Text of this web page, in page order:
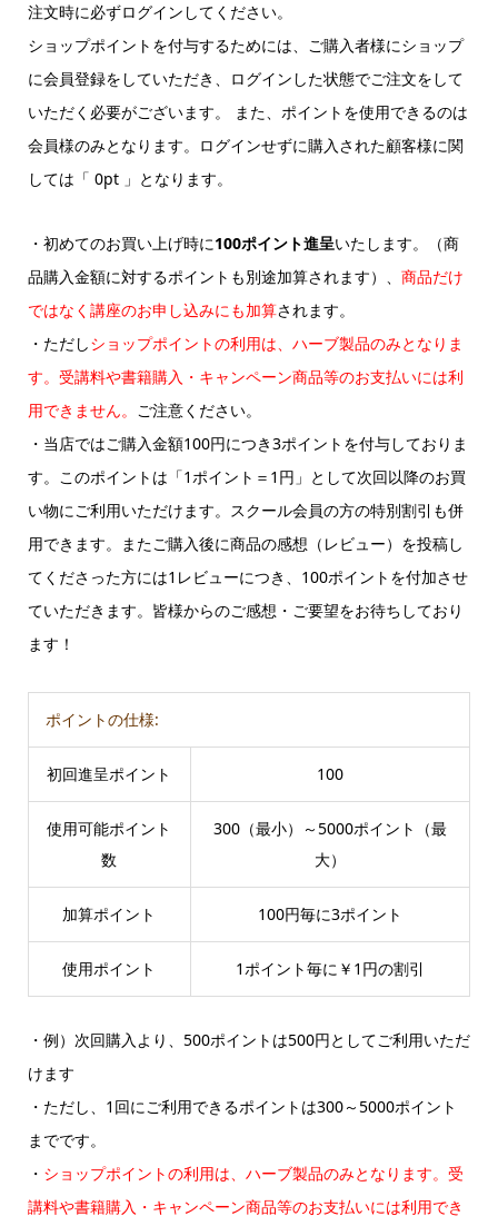
注文時に必ずログインしてください。
ショップポイントを付与するためには、ご購入者様にショップ
に会員登録をしていただき、ログインした状態でご注文をして
いただく必要がございます。 また、ポイントを使用できるのは
会員様のみとなります。ログインせずに購入された顧客様に関
しては「 0pt 」となります。
・初めてのお買い上げ時に100ポイント進呈いたします。（商
品購入金額に対するポイントも別途加算されます）、 商品だけ
ではなく講座のお申し込みにも加算されます。
・ただしショップポイントの利用は、ハーブ製品のみとなりま
す。受講料や書籍購入・キャンペーン商品等のお支払いには利
用できません。 ご注意ください。
・当店ではご購入金額100円につき3ポイントを付与しておりま
す。このポイントは「1ポイント＝1円」として次回以降のお買
い物にご利用いただけます。スクール会員の方の特別割引も併
用できます。またご購入後に商品の感想（レビュー）を投稿し
てくださった方には1レビューにつき、100ポイントを付加させ
ていただきます。皆様からのご感想・ご要望をお待ちしており
ます！
ポイントの仕様:
初回進呈ポイント 100
使用可能ポイント
数
300（最小）～5000ポイント（最
大）
加算ポイント 100円毎に3ポイント
使用ポイント 1ポイント毎に￥1円の割引
・例）次回購入より、500ポイントは500円としてご利用いただ
けます
・ただし、1回にご利用できるポイントは300～5000ポイント
までです。
・ ショップポイントの利用は、ハーブ製品のみとなります。受
講料や書籍購入・キャンペーン商品等のお支払いには利用でき